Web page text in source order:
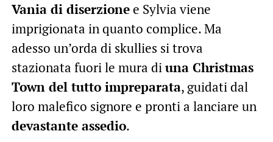
Vania di diserzionee Sylvia viene
imprigionata in quanto complice. Ma
adesso un’orda di skullies si trova
stazionata fuori le mura diuna Christmas
Town del tutto impreparata, guidati dal
loro malefico signore e pronti a lanciare un
devastante assedio.